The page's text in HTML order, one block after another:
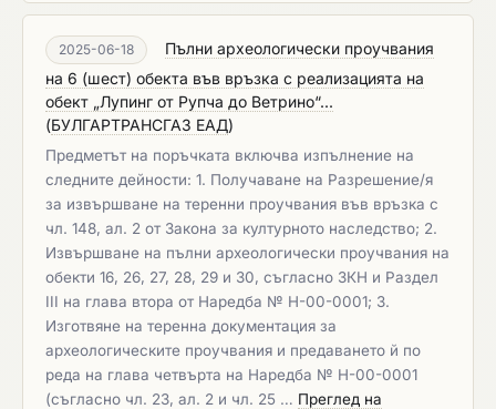
2025-06-18
Пълни археологически проучвания
на 6 (шест) обекта във връзка с реализацията на
обект „Лупинг от Рупча до Ветрино“...
(БУЛГАРТРАНСГАЗ ЕАД)
Предметът на поръчката включва изпълнение на
следните дейности: 1. Получаване на Разрешение/я
за извършване на теренни проучвания във връзка с
чл. 148, ал. 2 от Закона за културното наследство; 2.
Извършване на пълни археологически проучвания на
обекти 16, 26, 27, 28, 29 и 30, съгласно ЗКН и Раздел
III на глава втора от Наредба № Н-00-0001; 3.
Изготвяне на теренна документация за
археологическите проучвания и предаването й по
реда на глава четвърта на Наредба № Н-00-0001
(съгласно чл. 23, ал. 2 и чл. 25 … Преглед на